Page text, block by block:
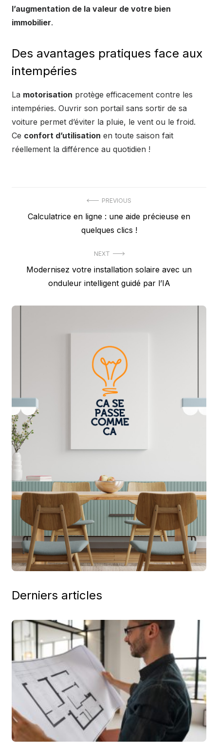
l’augmentation de la valeur de votre bien
immobilier.
Des avantages pratiques face aux
intempéries
La motorisation protège efficacement contre les
intempéries. Ouvrir son portail sans sortir de sa
voiture permet d’éviter la pluie, le vent ou le froid.
Ce confort d’utilisation en toute saison fait
réellement la différence au quotidien !
PREVIOUS
Previous
Calculatrice en ligne : une aide précieuse en
quelques clics !
NEXT
NextModernisez votre installation solaire avec un
onduleur intelligent guidé par l’IA
Derniers articles